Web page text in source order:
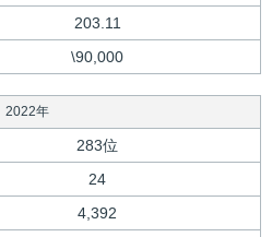
203.11
\90,000
2022年
283位
24
4,392